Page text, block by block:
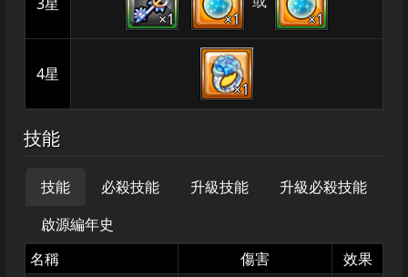
×1 ×1
×1
4星
×1
技能
技能 必殺技能 升級技能
升級必殺技能
啟源編年史
名稱
傷害 效果